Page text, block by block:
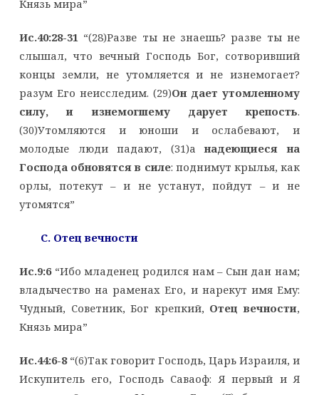
Князь мира”
Ис.40:28-31 “(28)Разве ты не знаешь? разве ты не
слышал, что вечный Господь Бог, сотворивший
концы земли, не утомляется и не изнемогает?
разум Его неисследим. (29)Он дает утомленному
силу, и изнемогшему дарует крепость.
(30)Утомляются и юноши и ослабевают, и
молодые люди падают, (31)анадеющиеся на
Господа обновятся в силе: поднимут крылья, как
орлы, потекут – и не устанут, пойдут – и не
утомятся”
C. Отец вечности
Ис.9:6“Ибо младенец родился нам – Сын дан нам;
владычество на раменах Его, и нарекут имя Ему:
Чудный, Советник, Бог крепкий, Отец вечности,
Князь мира”
Ис.44:6-8“(6)Так говорит Господь, Царь Израиля, и
Искупитель его, Господь Саваоф: Я первый и Я